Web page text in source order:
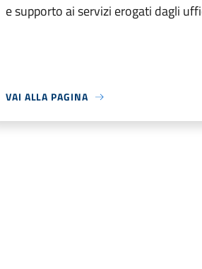
e supporto ai servizi erogati dagli
VAI ALLA PAGINA